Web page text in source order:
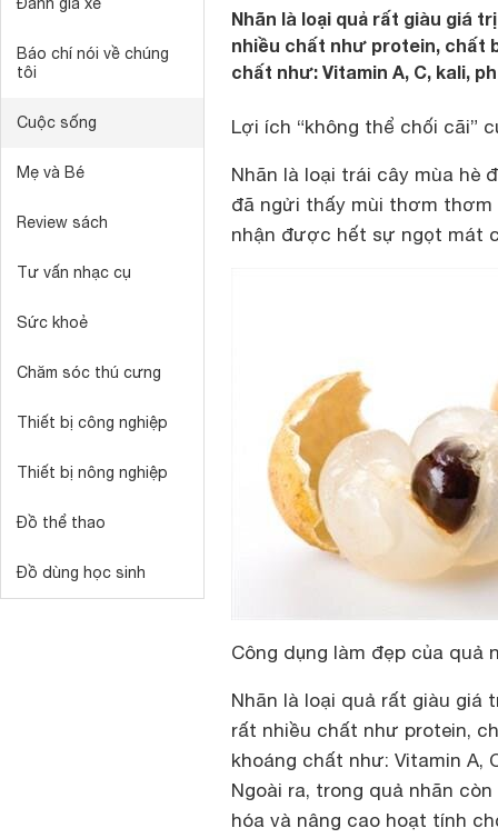
Báo chí nói về chúng
tôi
Cuộc sống
Mẹ và Bé
Review sách
Tư vấn nhạc cụ
Sức khoẻ
Chăm sóc thú cưng
Thiết bị công nghiệp
Thiết bị nông nghiệp
Đồ thể thao
Đồ dùng học sinh
Nhãn là loại quả rất giàu giá
nhiều chất như protein, chất
chất như: Vitamin A, C, kali,
Lợi ích “không thể chối cãi”
Nhãn là loại trái cây mùa hè
đã ngửi thấy mùi thơm thơm
nhận được hết sự ngọt mát
Công dụng làm đẹp của quả
Nhãn là loại quả rất giàu giá
rất nhiều chất như protein,
khoáng chất như: Vitamin A,
Ngoài ra, trong quả nhãn
hóa và nâng cao hoạt tính